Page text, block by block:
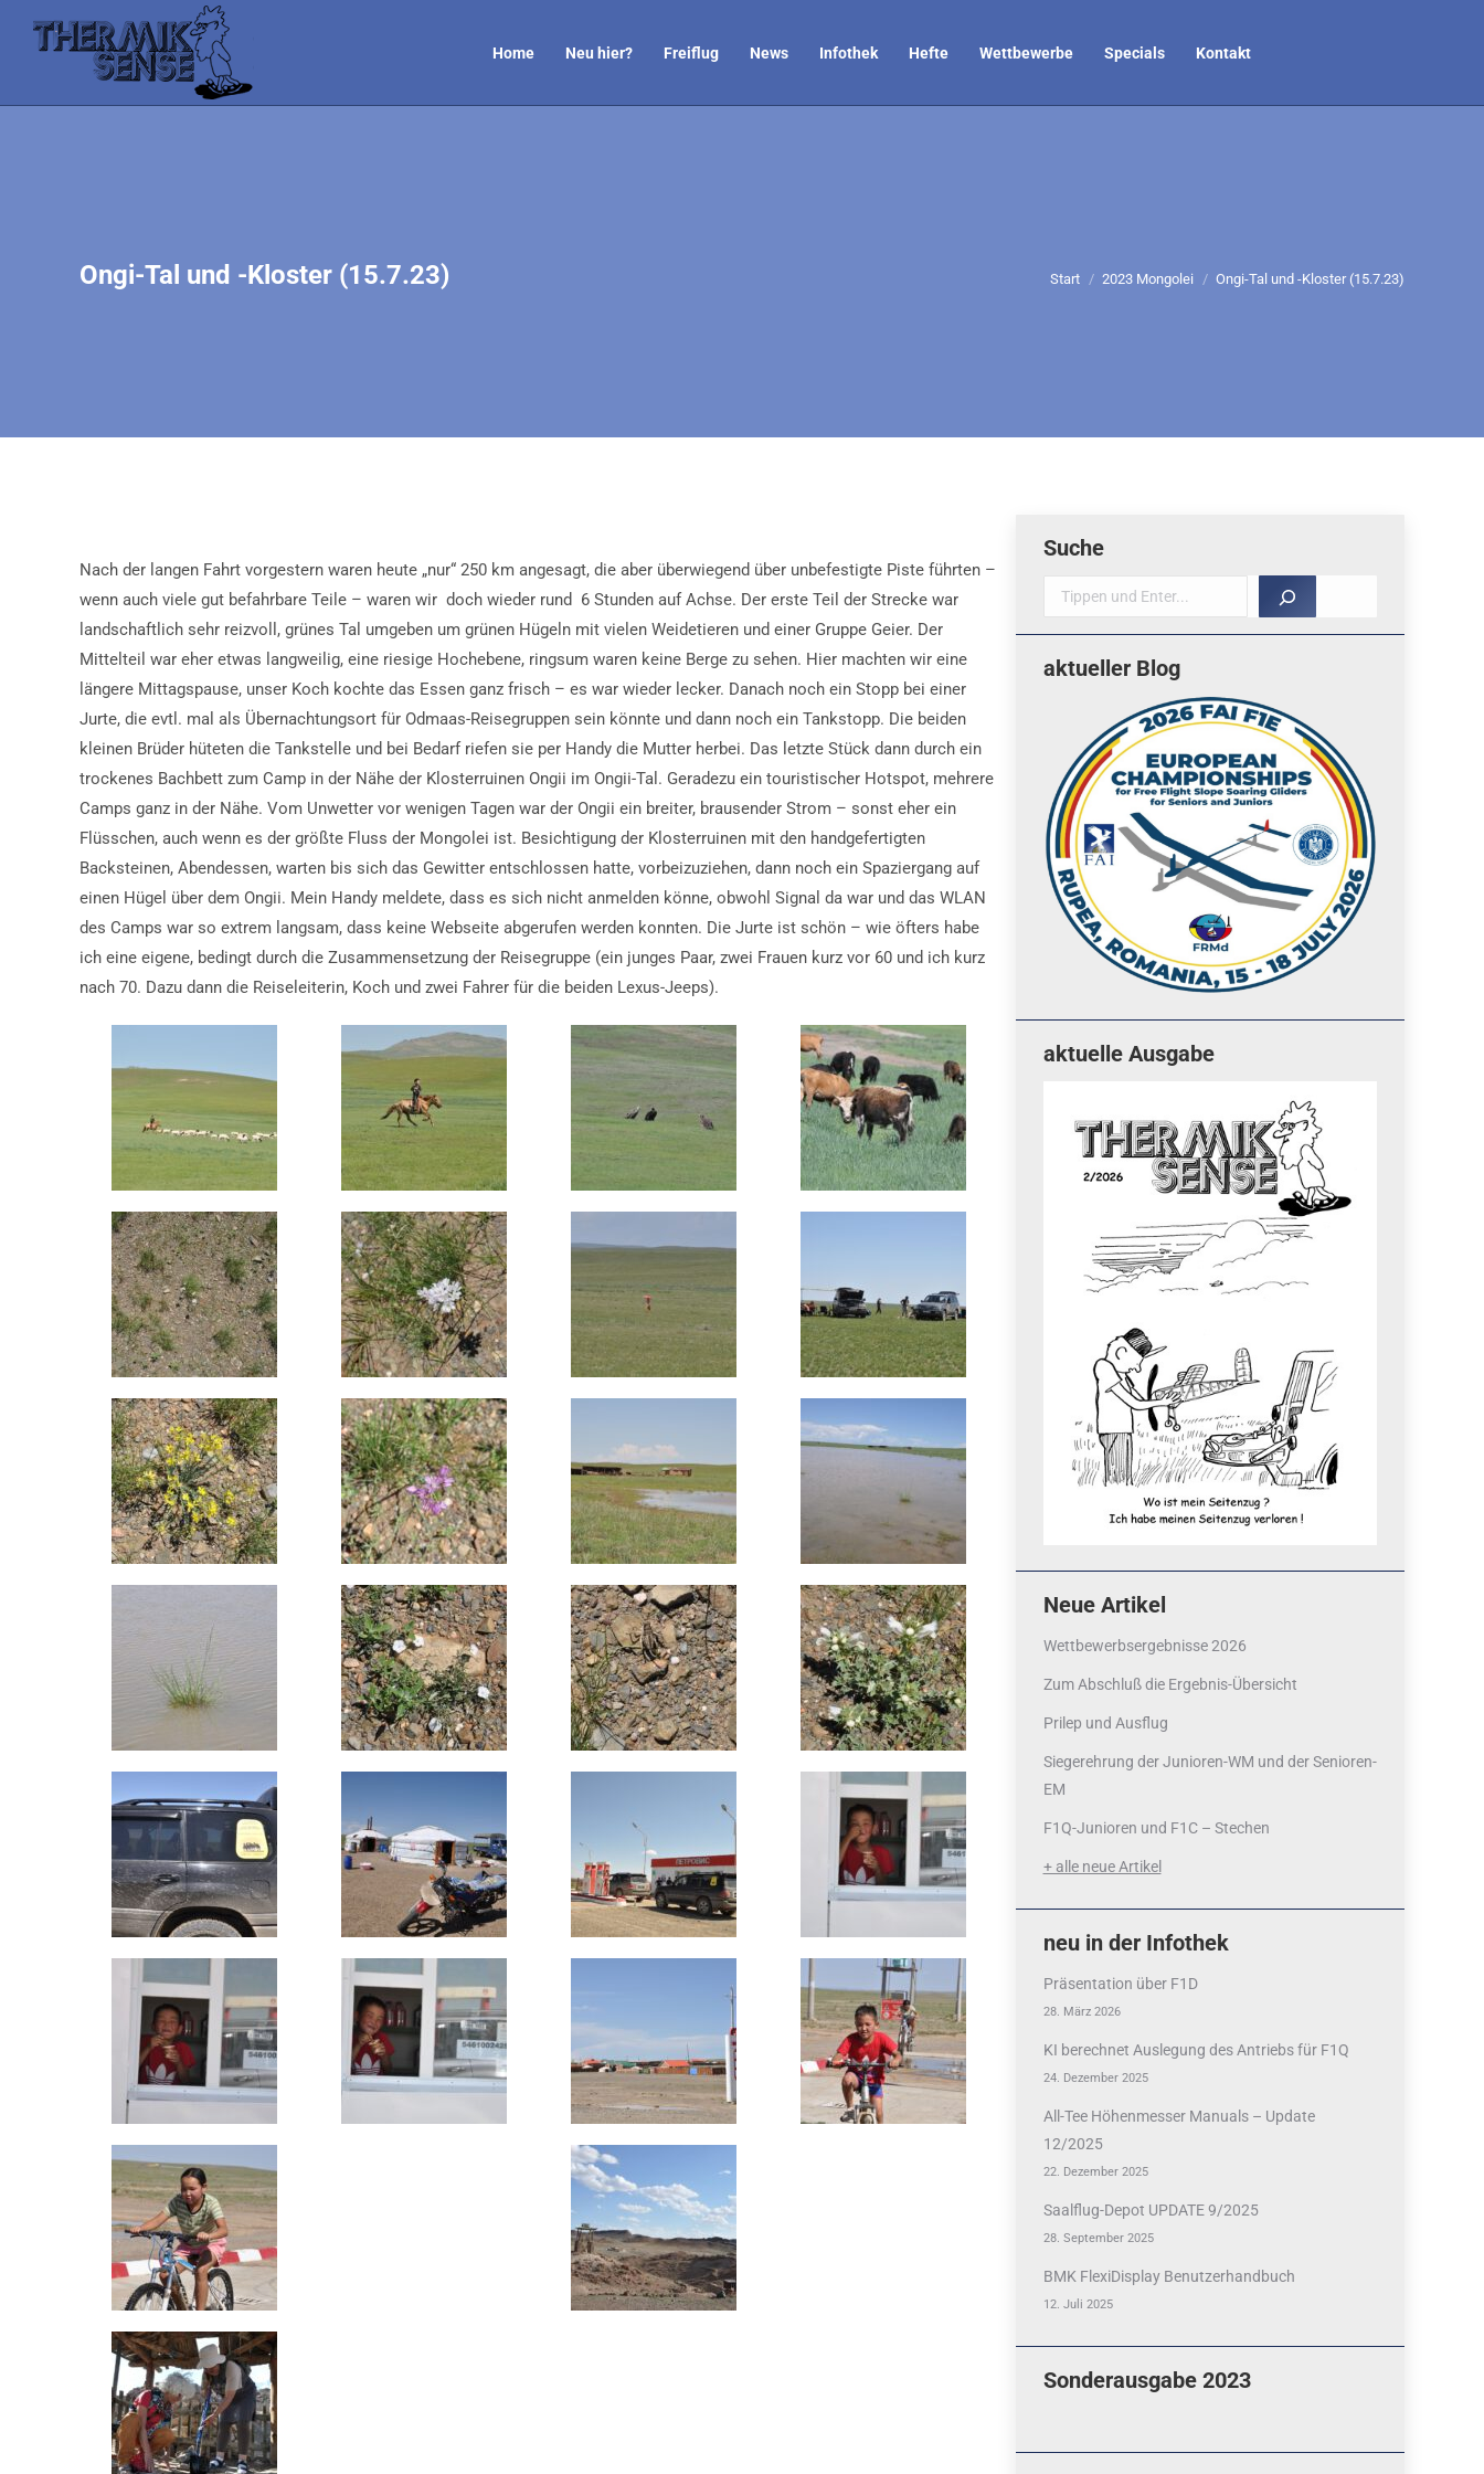
Home Neu hier? Freiflug News Infothek Hefte Wettbewerbe Specials Kontakt
Ongi-Tal und -Kloster (15.7.23) Sie befinden sich hier:
Start 2023 Mongolei Ongi-Tal und -Kloster (15.7.23)
Nach der langen Fahrt vorgestern waren heute „nur“ 250 km angesagt, die aber überwiegend über unbefestigte Piste führten –
wenn auch viele gut befahrbare Teile – waren wir doch wieder rund 6 Stunden auf Achse. Der erste Teil der Strecke war
landschaftlich sehr reizvoll, grünes Tal umgeben um grünen Hügeln mit vielen Weidetieren und einer Gruppe Geier. Der
Mittelteil war eher etwas langweilig, eine riesige Hochebene, ringsum waren keine Berge zu sehen. Hier machten wir eine
längere Mittagspause, unser Koch kochte das Essen ganz frisch – es war wieder lecker. Danach noch ein Stopp bei einer
Jurte, die evtl. mal als Übernachtungsort für Odmaas-Reisegruppen sein könnte und dann noch ein Tankstopp. Die beiden
kleinen Brüder hüteten die Tankstelle und bei Bedarf riefen sie per Handy die Mutter herbei. Das letzte Stück dann durch ein
trockenes Bachbett zum Camp in der Nähe der Klosterruinen Ongii im Ongii-Tal. Geradezu ein touristischer Hotspot, mehrere
Camps ganz in der Nähe. Vom Unwetter vor wenigen Tagen war der Ongii ein breiter, brausender Strom – sonst eher ein
Flüsschen, auch wenn es der größte Fluss der Mongolei ist. Besichtigung der Klosterruinen mit den handgefertigten
Backsteinen, Abendessen, warten bis sich das Gewitter entschlossen hatte, vorbeizuziehen, dann noch ein Spaziergang auf
einen Hügel über dem Ongii. Mein Handy meldete, dass es sich nicht anmelden könne, obwohl Signal da war und das WLAN
des Camps war so extrem langsam, dass keine Webseite abgerufen werden konnten. Die Jurte ist schön – wie öfters habe
ich eine eigene, bedingt durch die Zusammensetzung der Reisegruppe (ein junges Paar, zwei Frauen kurz vor 60 und ich kurz
nach 70. Dazu dann die Reiseleiterin, Koch und zwei Fahrer für die beiden Lexus-Jeeps).
Suche
Suche
aktueller Blog
aktuelle Ausgabe
Neue Artikel
Wettbewerbsergebnisse 2026
Zum Abschluß die Ergebnis-Übersicht
Prilep und Ausflug
Siegerehrung der Junioren-WM und der Senioren-
EM
F1Q-Junioren und F1C – Stechen
+ alle neue Artikel
neu in der Infothek
Präsentation über F1D
28. März 2026
KI berechnet Auslegung des Antriebs für F1Q
24. Dezember 2025
All-Tee Höhenmesser Manuals – Update
12/2025
22. Dezember 2025
Saalflug-Depot UPDATE 9/2025
28. September 2025
BMK FlexiDisplay Benutzerhandbuch
12. Juli 2025
Sonderausgabe 2023
News
Schöne Weihnachten und alles
Gute für 2026
16. Dezember 2025
Grundsteuer für Modellflug-
Gelände / Petition
11. Dezember 2025
Freifliegerfrühschoppen (GER)
und Seminar (SUI) 2026
4. Dezember 2025
Instagram
News
PayPal